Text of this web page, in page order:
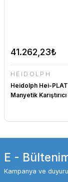
41.262,23₺
HEIDOLPH
Heidolph Hei-
Manyetik Karıştırıcı
E -
Kampanya ve